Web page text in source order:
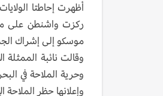
أظهرت إحاطتا
ركزت واشنطن على ما
موسكو إلى إشراك
وقالت نائبة الممثلة
وحرية الملاحة في
وإعلانها حظر الملاحة